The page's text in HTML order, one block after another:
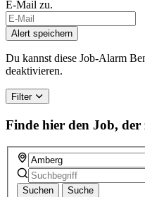
E-Mail zu.
Alert speichern
Du kannst diese Job-Alarm
deaktivieren.
Filter
Finde hier den Job, der
Suchen Suche